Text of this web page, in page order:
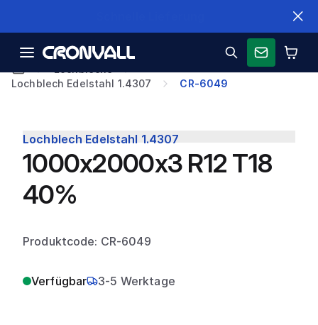
Lochblech Edelstahl 1.4307
CR-6049
Lochblech Edelstahl 1.4307
1000x2000x3 R12 T18
40%
Produktcode: CR-6049
Verfügbar 3-5 Werktage